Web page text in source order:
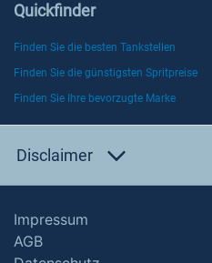
Quickfinder
Finden Sie die besten Tankstellen
Finden Sie die günstigsten Spritpreise
Finden Sie Ihre bevorzugte Marke
Disclaimer
Impressum
AGB